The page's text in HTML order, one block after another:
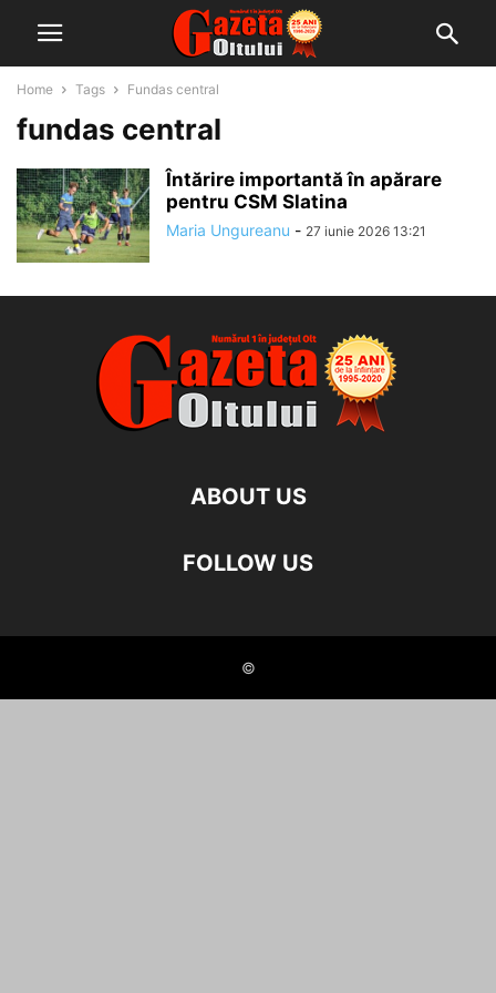
Home Tags Fundas central
fundas central
Întărire importantă în apărare
pentru CSM Slatina
Maria Ungureanu - 27 iunie 2026 13:21
ABOUT US
FOLLOW US
©